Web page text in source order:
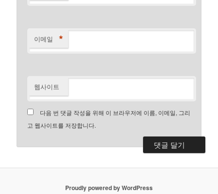
이메일 *
웹사이트
다음 번 댓글 작성을 위해 이 브라우저에 이름, 이메일, 그리
고 웹사이트를 저장합니다.
Proudly powered by WordPress